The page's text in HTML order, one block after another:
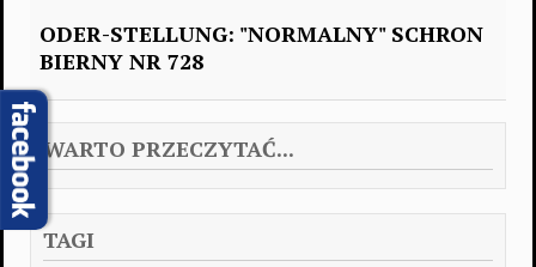
ODER-STELLUNG: "NORMALNY" SCHRON
BIERNY NR 728
WARTO PRZECZYTAĆ...
TAGI